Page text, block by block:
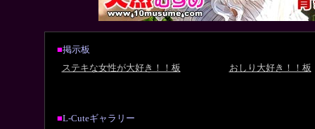
■掲示板
ステキな女性が大好き！！板
おしり大好き！！板
■L-Cuteギャラリー